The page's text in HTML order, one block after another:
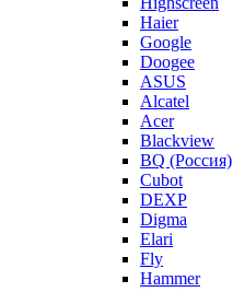
Haier
Google
Doogee
ASUS
Alcatel
Acer
Blackview
BQ (Россия)
Cubot
DEXP
Digma
Elari
Fly
Hammer